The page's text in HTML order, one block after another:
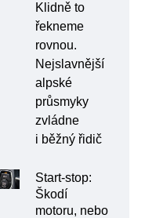
Klidně to
řekneme
rovnou.
Nejslavnější
alpské
průsmyky
zvládne
i běžný řidič
Start-stop:
Škodí
motoru, nebo